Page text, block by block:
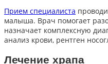
Прием специалиста
малыша. Врач помогает
назначает комплексную
анализ крови, рентген
Лечение храпа